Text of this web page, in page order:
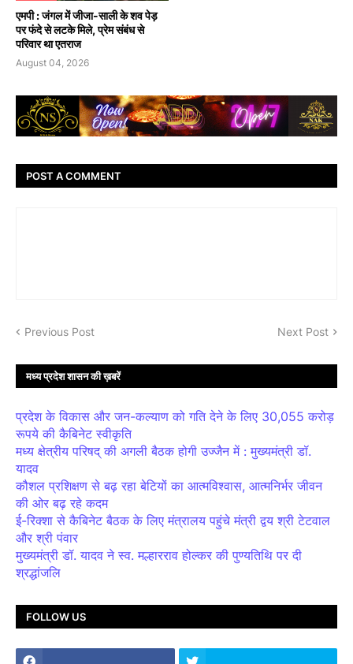
एमपी : जंगल में जीजा-साली के शव पेड़
पर फंदे से लटके मिले, प्रेम संबंध से
परिवार था एतराज
August 04, 2026
POST A COMMENT
Previous Post Next Post
मध्य प्रदेश शासन की ख़बरें
प्रदेश के विकास और जन-कल्याण को गति देने के लिए 30,055 करोड़
रूपये की कैबिनेट स्वीकृति
मध्य क्षेत्रीय परिषद् की अगली बैठक होगी उज्जैन में : मुख्यमंत्री डॉ.
यादव
कौशल प्रशिक्षण से बढ़ रहा बेटियों का आत्मविश्वास, आत्मनिर्भर जीवन
की ओर बढ़ रहे कदम
ई-रिक्शा से कैबिनेट बैठक के लिए मंत्रालय पहुंचे मंत्री द्वय श्री टेटवाल
और श्री पंवार
मुख्यमंत्री डॉ. यादव ने स्व. मल्हारराव होल्कर की पुण्यतिथि पर दी
श्रद्धांजलि
FOLLOW US